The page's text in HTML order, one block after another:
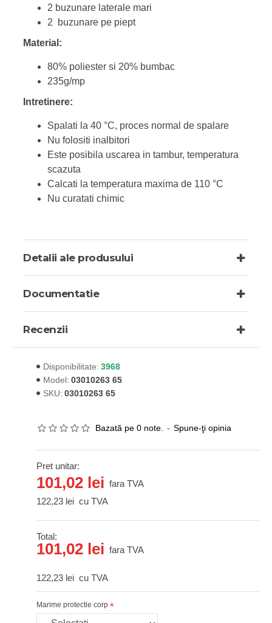
2 buzunare laterale mari
2 buzunare pe piept
Material:
80% poliester si 20% bumbac
235g/mp
Intretinere:
Spalati la 40 °C, proces normal de spalare
Nu folositi inalbitori
Este posibila uscarea in tambur, temperatura
scazuta
Calcati la temperatura maxima de 110 °C
Nu curatati chimic
Detalii ale produsului
Documentatie
Recenzii
Disponibilitate: 3968
Model: 03010263 65
SKU: 03010263 65
Bazată pe 0 note. - Spune-ţi opinia
Pret unitar:
101,02 lei fara TVA
122,23 lei cu TVA
Total:
101,02 lei fara TVA
122,23 lei cu TVA
Marime protectie corp